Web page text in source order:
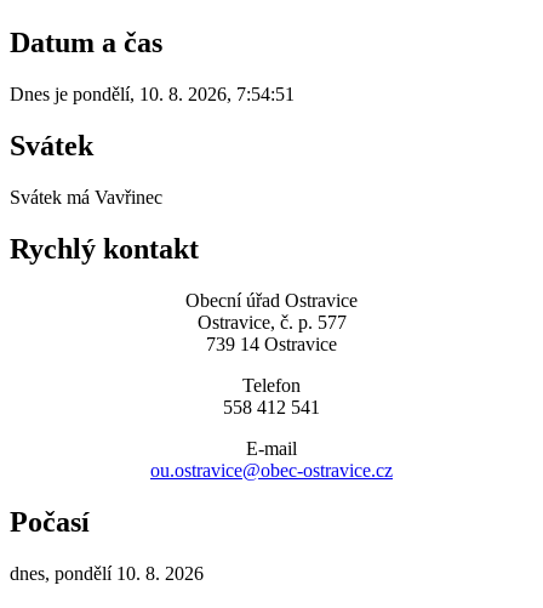
Datum a čas
Dnes je pondělí, 10. 8. 2026, 7:54:51
Svátek
Svátek má Vavřinec
Rychlý kontakt
Obecní úřad Ostravice
Ostravice, č. p. 577
739 14 Ostravice
Telefon
558 412 541
E-mail
ou.ostravice@obec-ostravice.cz
Počasí
dnes, pondělí 10. 8. 2026